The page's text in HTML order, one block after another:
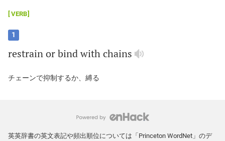
VERB
1
restrainorbindwithchains
チェーンで抑制するか、縛る
英英辞書の英文表記や頻出順位については「Princeton WordNet」のデ